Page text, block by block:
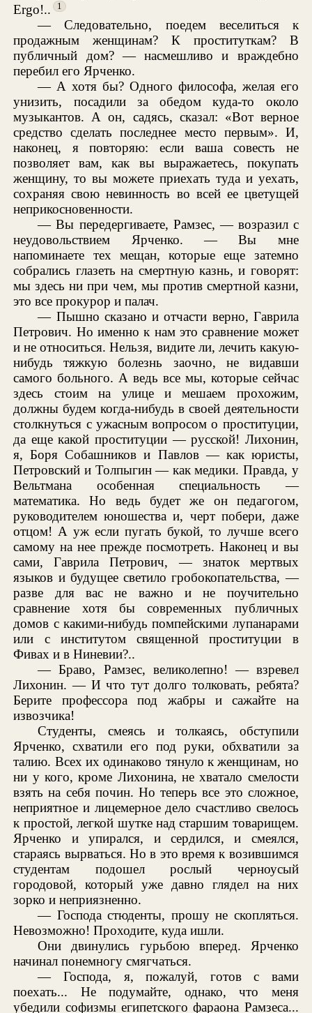
Ergo!..
1
— Следовательно, поедем веселиться к
продажным женщинам? К проституткам? В
публичный дом? — насмешливо и враждебно
перебил его Ярченко.
— А хотя бы? Одного философа, желая его
унизить, посадили за обедом куда-то около
музыкантов. А он, садясь, сказал: «Вот верное
средство сделать последнее место первым». И,
наконец, я повторяю: если ваша совесть не
позволяет вам, как вы выражаетесь, покупать
женщину, то вы можете приехать туда и уехать,
сохраняя свою невинность во всей ее цветущей
неприкосновенности.
— Вы передергиваете, Рамзес, — возразил с
неудовольствием Ярченко. — Вы мне
напоминаете тех мещан, которые еще затемно
собрались глазеть на смертную казнь, и говорят:
мы здесь ни при чем, мы против смертной казни,
это все прокурор и палач.
— Пышно сказано и отчасти верно, Гаврила
Петрович. Но именно к нам это сравнение может
и не относиться. Нельзя, видите ли, лечить какую-
нибудь тяжкую болезнь заочно, не видавши
самого больного. А ведь все мы, которые сейчас
здесь стоим на улице и мешаем прохожим,
должны будем когда-нибудь в своей деятельности
столкнуться с ужасным вопросом о проституции,
да еще какой проституции — русской! Лихонин,
я, Боря Собашников и Павлов — как юристы,
Петровский и Толпыгин — как медики. Правда, у
Вельтмана особенная специальность —
математика. Но ведь будет же он педагогом,
руководителем юношества и, черт побери, даже
отцом! А уж если пугать букой, то лучше всего
самому на нее прежде посмотреть. Наконец и вы
сами, Гаврила Петрович, — знаток мертвых
языков и будущее светило гробокопательства, —
разве для вас не важно и не поучительно
сравнение хотя бы современных публичных
домов с какими-нибудь помпейскими лупанарами
или с институтом священной проституции в
Фивах и в Ниневии?..
— Браво, Рамзес, великолепно! — взревел
Лихонин. — И что тут долго толковать, ребята?
Берите профессора под жабры и сажайте на
извозчика!
Студенты, смеясь и толкаясь, обступили
Ярченко, схватили его под руки, обхватили за
талию. Всех их одинаково тянуло к женщинам, но
ни у кого, кроме Лихонина, не хватало смелости
взять на себя почин. Но теперь все это сложное,
неприятное и лицемерное дело счастливо свелось
к простой, легкой шутке над старшим товарищем.
Ярченко и упирался, и сердился, и смеялся,
стараясь вырваться. Но в это время к возившимся
студентам подошел рослый черноусый
городовой, который уже давно глядел на них
зорко и неприязненно.
— Господа стюденты, прошу не скопляться.
Невозможно! Проходите, куда ишли.
Они двинулись гурьбою вперед. Ярченко
начинал понемногу смягчаться.
— Господа, я, пожалуй, готов с вами
поехать... Не подумайте, однако, что меня
убедили софизмы египетского фараона Рамзеса...